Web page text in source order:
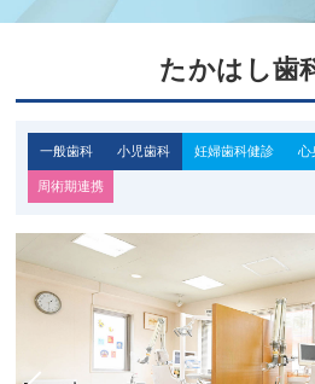
たかはし歯
一般歯科 小児歯科 妊婦歯科健診 心
周術期連携